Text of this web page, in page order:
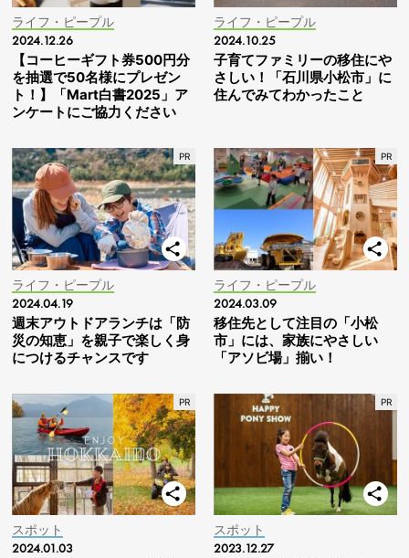
ライフ・ピープル
2024.12.26
【コーヒーギフト券500円分
を抽選で50名様にプレゼン
ト！】「Mart白書2025」ア
ンケートにご協力ください
ライフ・ピープル
2024.10.25
子育てファミリーの移住にや
さしい！「石川県小松市」に
住んでみてわかったこと
ライフ・ピープル
2024.04.19
週末アウトドアランチは「防
災の知恵」を親子で楽しく身
につけるチャンスです
ライフ・ピープル
2024.03.09
移住先として注目の「小松
市」には、家族にやさしい
「アソビ場」揃い！
スポット
2024.01.03
スポット
2023.12.27